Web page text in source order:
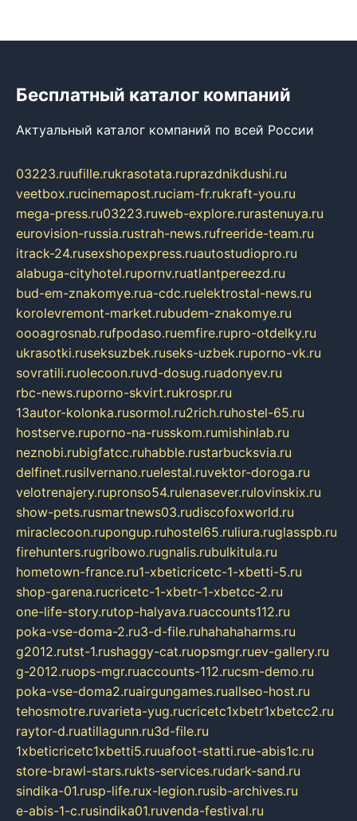
Бесплатный каталог компаний
Актуальный каталог компаний по всей России
03223.ruufille.rukrasotata.ruprazdnikdushi.ru
veetbox.rucinemapost.ruciam-fr.rukraft-you.ru
mega-press.ru03223.ruweb-explore.rurastenuya.ru
eurovision-russia.rustrah-news.rufreeride-team.ru
itrack-24.rusexshopexpress.ruautostudiopro.ru
alabuga-cityhotel.rupornv.ruatlantpereezd.ru
bud-em-znakomye.rua-cdc.ruelektrostal-news.ru
korolevremont-market.rubudem-znakomye.ru
oooagrosnab.rufpodaso.ruemfire.rupro-otdelky.ru
ukrasotki.ruseksuzbek.ruseks-uzbek.ruporno-vk.ru
sovratili.ruolecoon.ruvd-dosug.ruadonyev.ru
rbc-news.ruporno-skvirt.rukrospr.ru
13autor-kolonka.rusormol.ru2rich.ruhostel-65.ru
hostserve.ruporno-na-russkom.rumishinlab.ru
neznobi.rubigfatcc.ruhabble.rustarbucksvia.ru
delfinet.rusilvernano.ruelestal.ruvektor-doroga.ru
velotrenajery.rupronso54.rulenasever.rulovinskix.ru
show-pets.rusmartnews03.rudiscofoxworld.ru
miraclecoon.rupongup.ruhostel65.ruliura.ruglasspb.ru
firehunters.rugribowo.rugnalis.rubulkitula.ru
hometown-france.ru1-xbeticricetc-1-xbetti-5.ru
shop-garena.rucricetc-1-xbetr-1-xbetcc-2.ru
one-life-story.rutop-halyava.ruaccounts112.ru
poka-vse-doma-2.ru3-d-file.ruhahahaharms.ru
g2012.rutst-1.rushaggy-cat.ruopsmgr.ruev-gallery.ru
g-2012.ruops-mgr.ruaccounts-112.rucsm-demo.ru
poka-vse-doma2.ruairgungames.ruallseo-host.ru
tehosmotre.ruvarieta-yug.rucricetc1xbetr1xbetcc2.ru
raytor-d.ruatillagunn.ru3d-file.ru
1xbeticricetc1xbetti5.ruuafoot-statti.rue-abis1c.ru
store-brawl-stars.rukts-services.rudark-sand.ru
sindika-01.rusp-life.rux-legion.rusib-archives.ru
e-abis-1-c.rusindika01.ruvenda-festival.ru